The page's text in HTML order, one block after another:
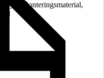
Monteringsmaterial,